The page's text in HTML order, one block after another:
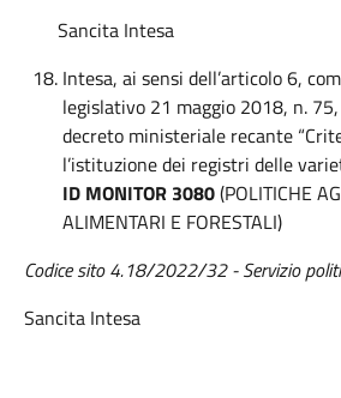
Sancita Intesa
Intesa, ai sensi dell’articolo 6,
legislativo 21 maggio 2018, n.
decreto ministeriale recante
l’istituzione dei registri delle
ID MONITOR 3080(POLITICHE
ALIMENTARI E FORESTALI)
Codice sito 4.18/2022/32 - Servizio
Sancita Intesa